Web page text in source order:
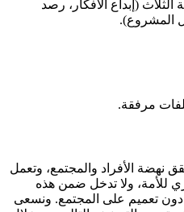
الثلاث (إبداع الأفكار، رصد
المشروع).
مرفقة.
نهضة الأفراد والمجتمع، وتعمل
للأمة، ولا تدخل ضمن هذه
دون تعميم على المجتمع. ونسعى